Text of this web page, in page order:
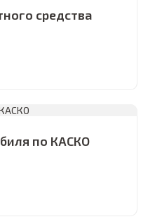
средства
по КАСКО